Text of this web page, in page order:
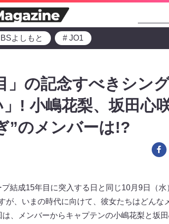
よしもと # JO1
」の記念すべきシン
! 小嶋花梨、坂田心
”のメンバーは!?
結成15年目に突入する日と同じ10月9日（水
が、いまの時代に向けて、彼女たちはどんな
、メンバーからキャプテンの小嶋花梨と坂